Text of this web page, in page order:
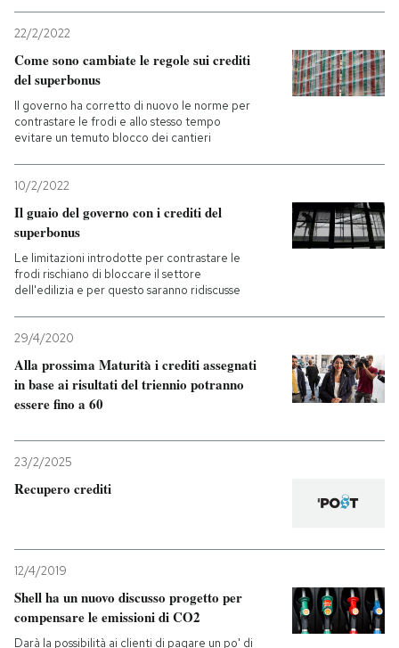
22/2/2022
Come sono cambiate le regole sui crediti
del superbonus
Il governo ha corretto di nuovo le norme per
contrastare le frodi e allo stesso tempo
evitare un temuto blocco dei cantieri
10/2/2022
Il guaio del governo con i crediti del
superbonus
Le limitazioni introdotte per contrastare le
frodi rischiano di bloccare il settore
dell'edilizia e per questo saranno ridiscusse
29/4/2020
Alla prossima Maturità i crediti assegnati
in base ai risultati del triennio potranno
essere fino a 60
23/2/2025
Recupero crediti
12/4/2019
Shell ha un nuovo discusso progetto per
compensare le emissioni di CO2
Darà la possibilità ai clienti di pagare un po' di